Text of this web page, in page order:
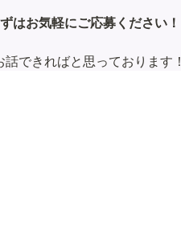
はお気軽にご応募ください！
できればと思っております！